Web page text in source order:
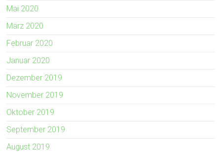
Mai 2020
März 2020
Februar 2020
Januar 2020
Dezember 2019
November 2019
Oktober 2019
September 2019
August 2019